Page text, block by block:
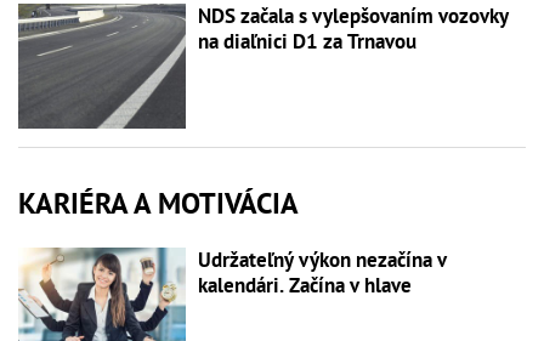
NDS začala s vylepšovaním vozovky
na diaľnici D1 za Trnavou
KARIÉRA A MOTIVÁCIA
Udržateľný výkon nezačína v
kalendári. Začína v hlave